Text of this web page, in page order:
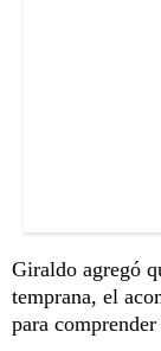
Giraldo agregó
temprana, el
para